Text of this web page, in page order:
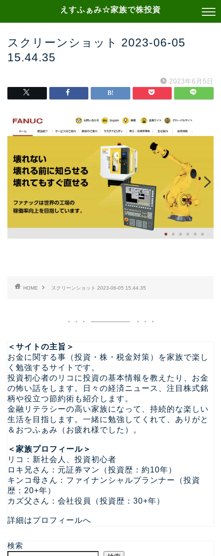
えすふぁみ☆家族で株投資
スクリーンショット 2023-06-05
15.44.35
2023年6月5日
HOME スクリーンショット 2023-06-05 15.44.35
＜サイトの主旨＞
お金に関する事（投資・株・税金対策）を家族で楽し
く勉強するサイトです。
投資初心者のリコに投資の基本情報を教えたり、お金
の怖い話をします。日々の経済ニュース、注目株式銘
柄や役立つ節約術も紹介します。
金融リテラシーの高い家族になって、持続的な楽しい
生活を目指します。一緒に勉強してくれて、ありがと
＆おつふぁみ（お疲れ様でした）。
＜家族プロフィール＞
リコ：新社会人、投資初心者
ロキ兄さん：元証券マン（投資歴：約10年）
キンコ母さん：ファイナンシャルプランナー（投資
歴：20+年）
カズ父さん：会社役員（投資歴：30+年）
詳細はプロフィールへ
検索